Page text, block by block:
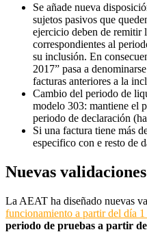
Se añade nueva
sujetos pasivos que
ejercicio deben de remitir
correspondientes al
su inclusión. En
2017” pasa a
facturas anteriores a la
Cambio del periodo de
modelo 303: mantiene el
periodo de declaración
Si una factura tiene más
especifico con e resto de
Nuevas validaciones
La AEAT ha diseñado nuevas
funcionamiento a partir del día
periodo de pruebas a partir